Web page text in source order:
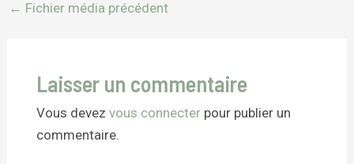
← Fichier média précédent
Laisser un commentaire
Vous devez vous connecterpour publier un
commentaire.